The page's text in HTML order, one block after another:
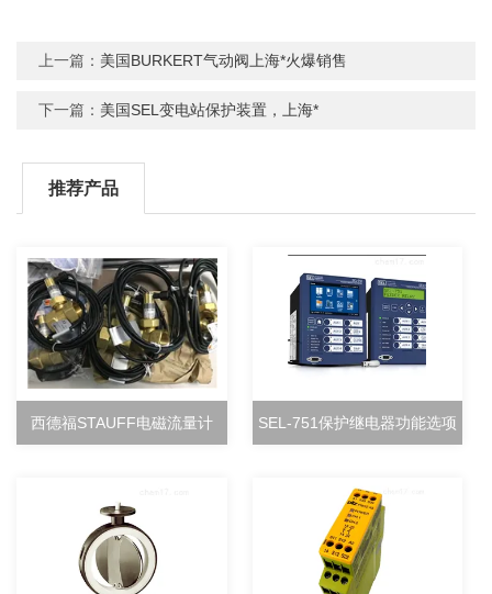
上一篇： 美国BURKERT气动阀上海*火爆销售
下一篇： 美国SEL变电站保护装置，上海*
推荐产品
西德福STAUFF电磁流量计 SEL-751保护继电器功能选项